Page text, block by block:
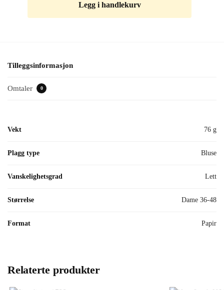
Legg i handlekurv
Tilleggsinformasjon
Omtaler 0
Vekt 76 g
Plagg type Bluse
Vanskelighetsgrad Lett
Størrelse Dame 36-48
Format Papir
Relaterte produkter